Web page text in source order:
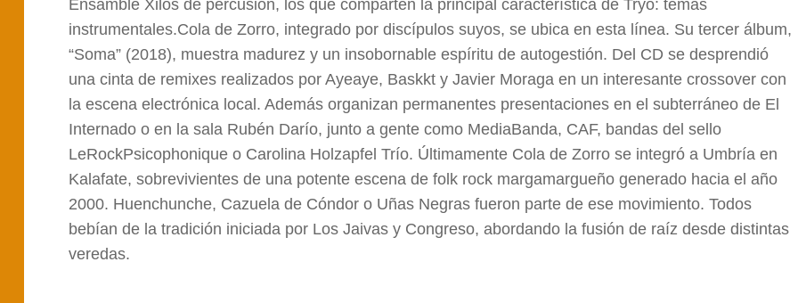
Ensamble Xilos de percusión, los que comparten la principal característica de Tryo: temas
instrumentales.Cola de Zorro, integrado por discípulos suyos, se ubica en esta línea. Su tercer álbum,
“Soma” (2018), muestra madurez y un insobornable espíritu de autogestión. Del CD se desprendió
una cinta de remixes realizados por Ayeaye, Baskkt y Javier Moraga en un interesante crossover con
la escena electrónica local. Además organizan permanentes presentaciones en el subterráneo de El
Internado o en la sala Rubén Darío, junto a gente como MediaBanda, CAF, bandas del sello
LeRockPsicophonique o Carolina Holzapfel Trío. Últimamente Cola de Zorro se integró a Umbría en
Kalafate, sobrevivientes de una potente escena de folk rock margamargueño generado hacia el año
2000. Huenchunche, Cazuela de Cóndor o Uñas Negras fueron parte de ese movimiento. Todos
bebían de la tradición iniciada por Los Jaivas y Congreso, abordando la fusión de raíz desde distintas
veredas.